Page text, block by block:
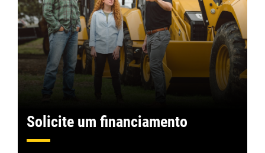
Solicite um financiamento